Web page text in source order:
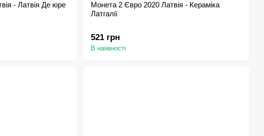
- Латвія Де юре
Монета 2 Євро 2020 Латвія - Кераміка
Латгалії
521 грн
В наявності